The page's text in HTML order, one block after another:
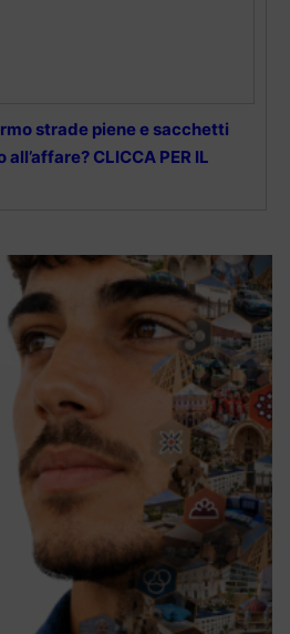
strade piene e sacchetti
CLICCA PER IL